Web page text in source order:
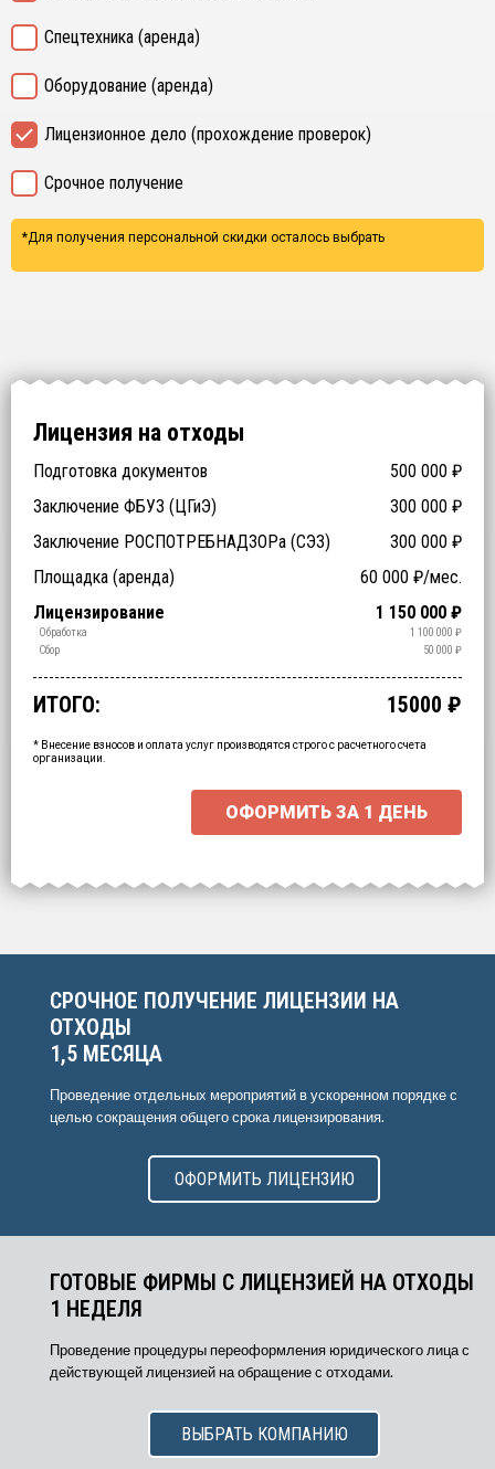
Спецтехника (аренда)
Оборудование (аренда)
Лицензионное дело (прохождение проверок)
Срочное получение
*Для получения персональной скидки осталось выбрать
Лицензия на отходы
Подготовка документов 500 000 ₽
Заключение ФБУЗ (ЦГиЭ)
300 000 ₽
Заключение РОСПОТРЕБНАДЗОРа (СЭЗ)
300 000 ₽
Технические специалисты (обучение)
₽
Отходы > 200 ₽
Спецтехника (аренда) ₽
Оборудование (аренда) ₽
Площадка (аренда) 60 000 ₽/мес.
Срочное получение
₽
1-4 классы отходов ₽
Лицензирование 1 150 000 ₽
Транспортирование ₽
Обработка 1 100 000 ₽
Утилизация
₽
Обезвреживание ₽
Размещение ₽
Сбор 50 000 ₽
Промежуточный итог: 15000 ₽
Ваша персональна скидка
-15000
ИТОГО: 15000 ₽
* Внесение взносов и оплата услуг производятся строго с расчетного счета
организации.
ОФОРМИТЬ ЗА 1 ДЕНЬ
для начала расчёта.
СРОЧНОЕ ПОЛУЧЕНИЕ ЛИЦЕНЗИИ НА
ОТХОДЫ
1,5 МЕСЯЦА
Проведение отдельных мероприятий в ускоренном порядке с
целью сокращения общего срока лицензирования.
ОФОРМИТЬ ЛИЦЕНЗИЮ
ГОТОВЫЕ ФИРМЫ С ЛИЦЕНЗИЕЙ НА ОТХОДЫ
1 НЕДЕЛЯ
Проведение процедуры переоформления юридического лица с
действующей лицензией на обращение с отходами.
ВЫБРАТЬ КОМПАНИЮ